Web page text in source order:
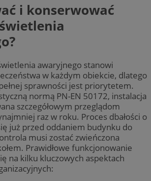
i konserwować
awaryjnego stanowi
w każdym obiekcie, dlatego
sprawności jest priorytetem.
normą PN-EN 50172, instalacja
szczegółowym przeglądom
raz w roku. Proces dbałości o
już przed oddaniem budynku do
musi zostać zwieńczona
Prawidłowe funkcjonowanie
na kilku kluczowych aspektach